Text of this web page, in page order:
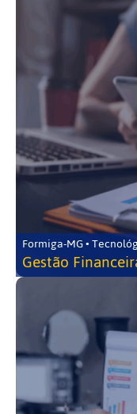
Formiga-MG •
Gestão